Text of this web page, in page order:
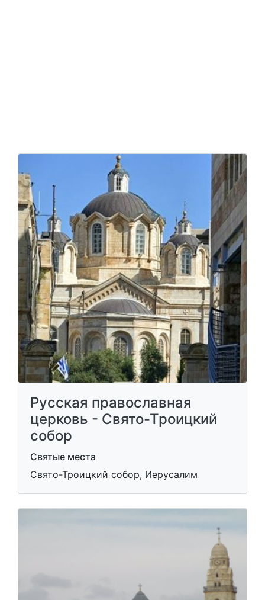
Русская православная
церковь - Свято-Троицкий
собор
Святые места
Свято-Троицкий собор, Иерусалим